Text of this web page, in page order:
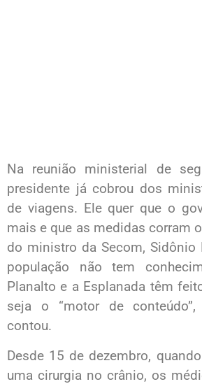
Na reunião ministerial de
presidente já cobrou dos
de viagens. Ele quer que o
mais e que as medidas corram
do ministro da Secom, Sidônio
população não tem
Planalto e a Esplanada têm
seja o “motor de
contou.
Desde 15 de dezembro,
uma cirurgia no crânio, os